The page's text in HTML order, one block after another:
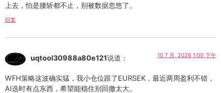
上去，怕是腰斩都不止，别被数据忽悠了。
回复
uqtool30988a80e121说道： 10 7 月, 2026 1:00 下午
WFH策略这波确实猛，我小仓位跟了EURSEK，最近两周盈利不错，
AI选时有点东西，希望能稳住别回撤太大。